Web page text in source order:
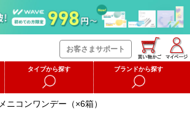
お客さまサポート
タイプから探す ブランドから探す
メニコンワンデー（×6箱）